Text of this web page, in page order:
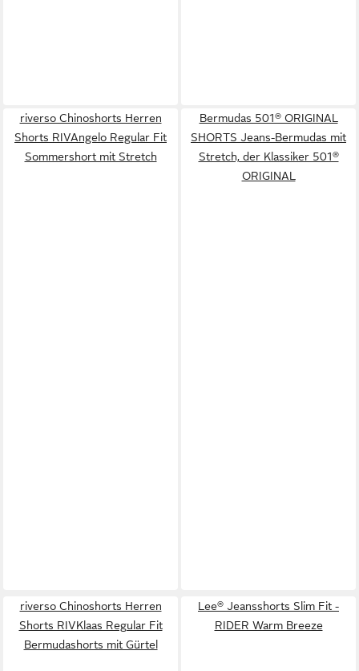
riverso Chinoshorts Herren
Shorts RIVAngelo Regular Fit
Sommershort mit Stretch
Bermudas 501® ORIGINAL
SHORTS Jeans-Bermudas mit
Stretch, der Klassiker 501®
ORIGINAL
riverso Chinoshorts Herren
Shorts RIVKlaas Regular Fit
Bermudashorts mit Gürtel
Lee® Jeansshorts Slim Fit -
RIDER Warm Breeze